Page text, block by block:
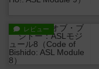
レビュー